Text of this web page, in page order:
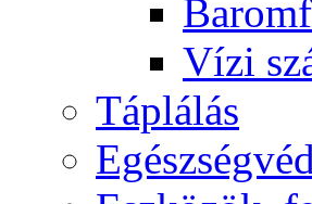
Vízi
Táplálás